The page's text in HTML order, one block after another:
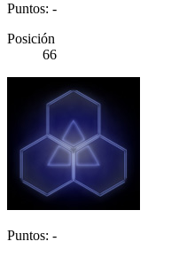
Puntos: -
Posición
66
Puntos: -